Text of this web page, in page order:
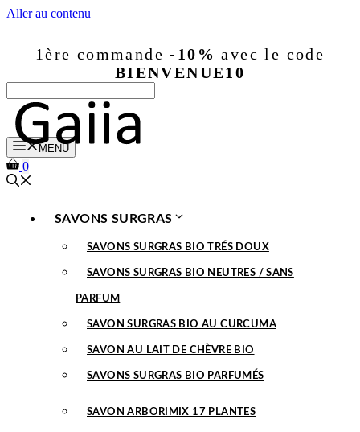
Aller au contenu
1ère commande-10% avec le code
BIENVENUE10
MENU
0
SAVONS SURGRAS
SAVONS SURGRAS BIO TRÉS DOUX
SAVONS SURGRAS BIO NEUTRES / SANS
PARFUM
SAVON SURGRAS BIO AU CURCUMA
SAVON AU LAIT DE CHÈVRE BIO
SAVONS SURGRAS BIO PARFUMÉS
SAVON ARBORIMIX 17 PLANTES